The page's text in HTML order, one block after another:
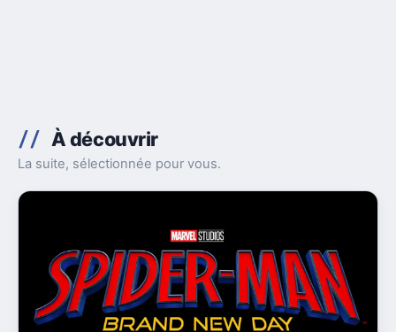
À découvrir
La suite, sélectionnée pour vous.